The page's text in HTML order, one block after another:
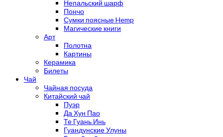
Непальский шарф
Пончо
Сумки поясные Hemp
Магические книги
Арт
Полотна
Картины
Керамика
Билеты
Чай
Чайная посуда
Китайский чай
Пуэр
Да Хун Пао
Те Гуань Инь
Гуандунские Улуны